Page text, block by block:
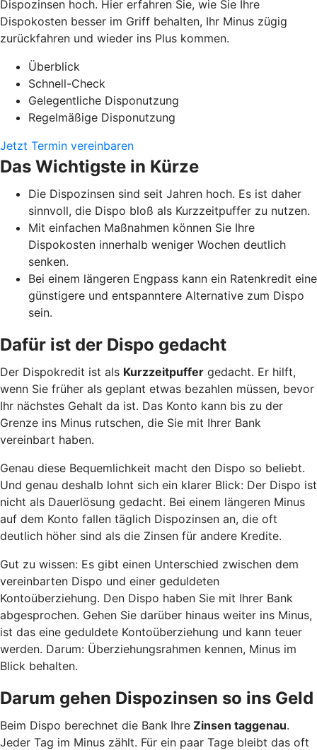
Dispozinsen hoch. Hier erfahren Sie, wie Sie Ihre
Dispokosten besser im Griff behalten, Ihr Minus zügig
zurückfahren und wieder ins Plus kommen.
Überblick
Schnell-Check
Gelegentliche Disponutzung
Regelmäßige Disponutzung
Jetzt Termin vereinbaren
Das Wichtigste in Kürze
Die Dispozinsen sind seit Jahren hoch. Es ist daher
sinnvoll, die Dispo bloß als Kurzzeitpuffer zu nutzen.
Mit einfachen Maßnahmen können Sie Ihre
Dispokosten innerhalb weniger Wochen deutlich
senken.
Bei einem längeren Engpass kann ein Ratenkredit eine
günstigere und entspanntere Alternative zum Dispo
sein.
Dafür ist der Dispo gedacht
Der Dispokredit ist als Kurzzeitpuffer gedacht. Er hilft,
wenn Sie früher als geplant etwas bezahlen müssen, bevor
Ihr nächstes Gehalt da ist. Das Konto kann bis zu der
Grenze ins Minus rutschen, die Sie mit Ihrer Bank
vereinbart haben.
Genau diese Bequemlichkeit macht den Dispo so beliebt.
Und genau deshalb lohnt sich ein klarer Blick: Der Dispo ist
nicht als Dauerlösung gedacht. Bei einem längeren Minus
auf dem Konto fallen täglich Dispozinsen an, die oft
deutlich höher sind als die Zinsen für andere Kredite.
Gut zu wissen: Es gibt einen Unterschied zwischen dem
vereinbarten Dispo und einer geduldeten
Kontoüberziehung. Den Dispo haben Sie mit Ihrer Bank
abgesprochen. Gehen Sie darüber hinaus weiter ins Minus,
ist das eine geduldete Kontoüberziehung und kann teuer
werden. Darum: Überziehungsrahmen kennen, Minus im
Blick behalten.
Darum gehen Dispozinsen so ins Geld
Beim Dispo berechnet die Bank Ihre Zinsen taggenau.
Jeder Tag im Minus zählt. Für ein paar Tage bleibt das oft